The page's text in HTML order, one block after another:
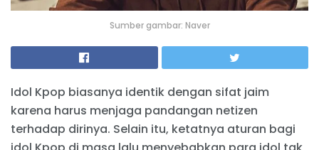
Sumber gambar: Naver
Idol Kpop biasanya identik dengan sifat jaim
karena harus menjaga pandangan netizen
terhadap dirinya. Selain itu, ketatnya aturan bagi